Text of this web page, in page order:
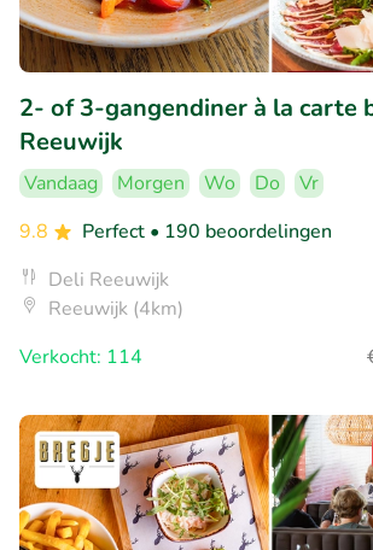
2- of 3-gangendiner à la carte
Reeuwijk
Vandaag Morgen Wo Do
Vr
9.8
Perfect • 190 beoordelingen
Deli Reeuwijk
Reeuwijk (4km)
Verkocht: 114